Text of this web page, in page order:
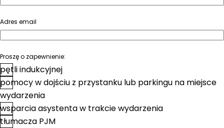
Adres email
Proszę o zapewnienie:
pętli indukcyjnej
pomocy w dojściu z przystanku lub parkingu na miejsce
wydarzenia
wsparcia asystenta w trakcie wydarzenia
tłumacza PJM